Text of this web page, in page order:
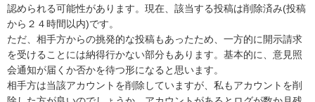
認められる可能性があります。現在、該当する投稿は削除済み(投稿
から２４時間以内)です。
ただ、相手方からの挑発的な投稿もあったため、一方的に開示請求
を受けることには納得行かない部分もあります。基本的に、意見照
会通知が届くか否かを待つ形になると思います。
相手方は当該アカウントを削除していますが、私もアカウントを削